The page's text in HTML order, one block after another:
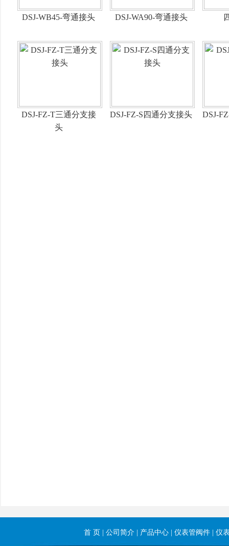
DSJ-WB45-弯通接头 DSJ-WA90-弯通接头
DSJ-FZ-T三通分支接
头
DSJ-FZ-S四通分支接头 DSJ-
首 页 公司简介| 产品中心| 仪表管阀件| 仪